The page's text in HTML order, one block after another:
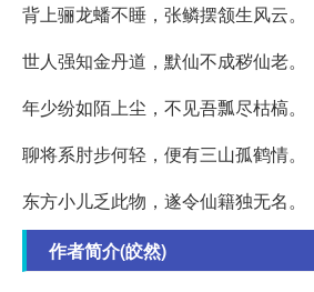
背上骊龙蟠不睡，张鳞摆颔生风云。
世人强知金丹道，默仙不成秽仙老。
年少纷如陌上尘，不见吾瓢尽枯槁。
聊将系肘步何轻，便有三山孤鹤情。
东方小儿乏此物，遂令仙籍独无名。
作者简介(皎然)